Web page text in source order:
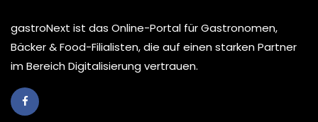
gastroNext ist das Online-Portal für Gastronomen,
Bäcker & Food-Filialisten, die auf einen starken Partner
im Bereich Digitalisierung vertrauen.